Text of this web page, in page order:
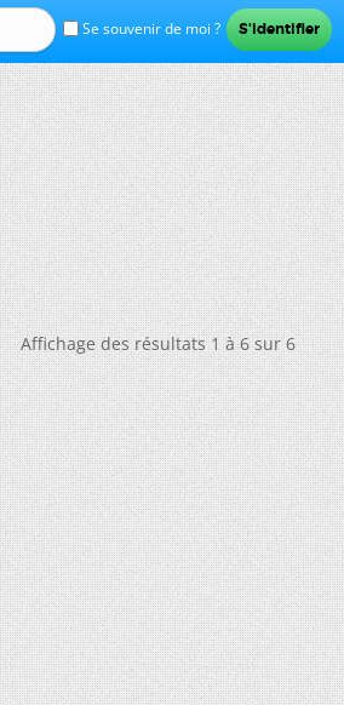
Se souvenir de moi ?
Affichage des résultats 1 à 6 sur 6